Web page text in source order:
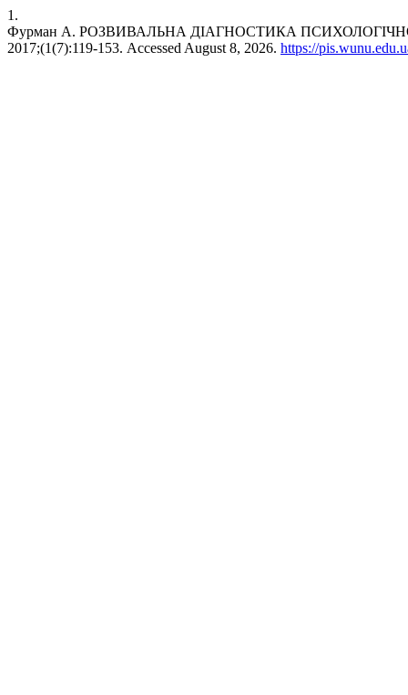
1.
Фурман А. РОЗВИВАЛЬНА ДІАГНОСТИКА
2017;(1(7):119-153. Accessed August 8, 2026. https://